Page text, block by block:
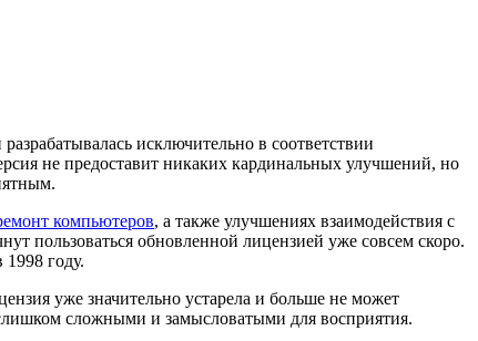
исключительно в соответствии
не предоставит никаких кардинальных улучшений, но
компьютеров, а также улучшениях взаимодействия с
пользоваться обновленной лицензией уже совсем скоро.
году.
уже значительно устарела и больше не может
сложными и замысловатыми для восприятия.